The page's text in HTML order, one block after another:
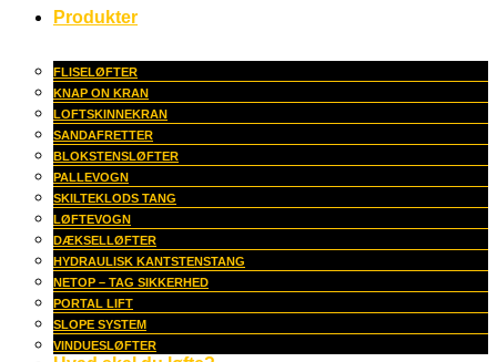
Produkter
FLISELØFTER
KNAP ON KRAN
LOFTSKINNEKRAN
SANDAFRETTER
BLOKSTENSLØFTER
PALLEVOGN
SKILTEKLODS TANG
LØFTEVOGN
DÆKSELLØFTER
HYDRAULISK KANTSTENSTANG
NETOP – TAG SIKKERHED
PORTAL LIFT
SLOPE SYSTEM
VINDUESLØFTER